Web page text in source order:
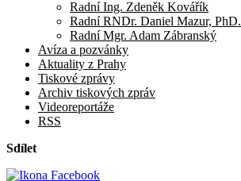
Radní Ing. Zdeněk Kovářík
Radní RNDr. Daniel Mazur, PhD.
Radní Mgr. Adam Zábranský
Avíza a pozvánky
Aktuality z Prahy
Tiskové zprávy
Archiv tiskových zpráv
Videoreportáže
RSS
Sdílet